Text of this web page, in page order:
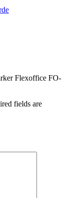
Flexoffice FO-
fields are